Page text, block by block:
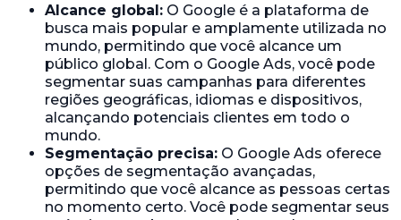
Alcance global: O Google é a plataforma de
busca mais popular e amplamente utilizada no
mundo, permitindo que você alcance um
público global. Com o Google Ads, você pode
segmentar suas campanhas para diferentes
regiões geográficas, idiomas e dispositivos,
alcançando potenciais clientes em todo o
mundo.
Segmentação precisa: O Google Ads oferece
opções de segmentação avançadas,
permitindo que você alcance as pessoas certas
no momento certo. Você pode segmentar seus